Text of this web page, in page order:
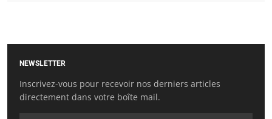
NEWSLETTER
Inscrivez-vous pour recevoir nos derniers articles
directement dans votre boîte mail.